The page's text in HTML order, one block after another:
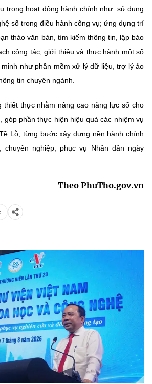
trong hoạt động hành chính như: sử dụng
số trong điều hành công vụ; ứng dụng trí
thảo văn bản, tìm kiếm thông tin, lập báo
công tác; giới thiệu và thực hành một số
như phần mềm xử lý dữ liệu, trợ lý ảo
tin chuyên ngành.
thiết thực nhằm nâng cao năng lực số cho
góp phần thực hiện hiệu quả các nhiệm vụ
Lỗ, từng bước xây dựng nền hành chính
chuyên nghiệp, phục vụ Nhân dân ngày
Theo PhuTho.gov.vn